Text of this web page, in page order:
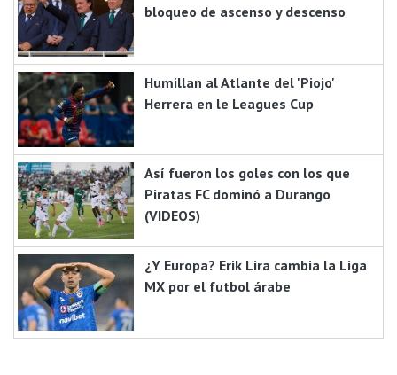
bloqueo de ascenso y descenso
Humillan al Atlante del 'Piojo'
Herrera en le Leagues Cup
Así fueron los goles con los que
Piratas FC dominó a Durango
(VIDEOS)
¿Y Europa? Erik Lira cambia la Liga
MX por el futbol árabe